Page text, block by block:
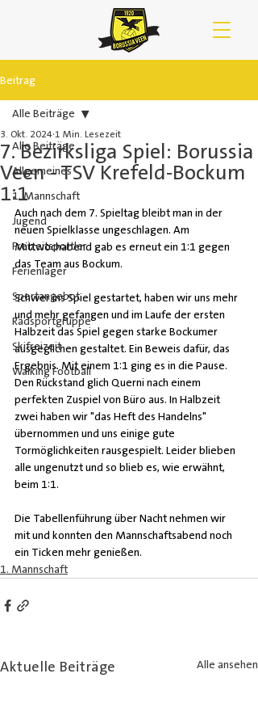
Beitrag
Alle Beiträge
Allgemeines
1. Mannschaft
Jugend
Freizeitsportler
Ferienlager
Sportangebot
Radsportgruppe
Skifreizeit
Walking Football
Alle Beiträge
7. Bezirksliga Spiel: Borussia
Veen - TSV Krefeld-Bockum
1:1
3. Okt. 20241 Min. Lesezeit
Auch nach dem 7. Spieltag bleibt man in der
neuen Spielklasse ungeschlagen. Am
Mittwochabend gab es erneut ein 1:1 gegen
das Team aus Bockum.
Schwer ins Spiel gestartet, haben wir uns mehr
und mehr gefangen und im Laufe der ersten
Halbzeit das Spiel gegen starke Bockumer
ausgeglichen gestaltet. Ein Beweis dafür, das
Ergebnis. Mit einem 1:1 ging es in die Pause.
Den Rückstand glich Querni nach einem
perfekten Zuspiel von Büro aus. In Halbzeit
zwei haben wir "das Heft des Handelns"
übernommen und uns einige gute
Tormöglichkeiten rausgespielt. Leider blieben
alle ungenutzt und so blieb es, wie erwähnt,
beim 1:1.
Die Tabellenführung über Nacht nehmen wir
mit und konnten den Mannschaftsabend noch
ein Ticken mehr genießen.
1. Mannschaft
Aktuelle Beiträge Alle ansehen